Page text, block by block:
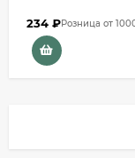
234 ₽Розница от